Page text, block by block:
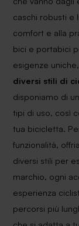
caschi robusti e
comfort e alla
bici e portabici
esigenze
diversi stili di
disponiamo di
tipi di uso, così
tua bicicletta.
funzionalità,
diversi stili per
marchio, ogni
esperienza
percorsi più